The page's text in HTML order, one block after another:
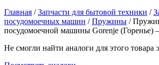
Главная /Запчасти для бытовой техники /
посудомоечных машин /Пружины /
посудомоечной машины Gorenje (Горенье)
Не смогли найти аналоги для этого товара